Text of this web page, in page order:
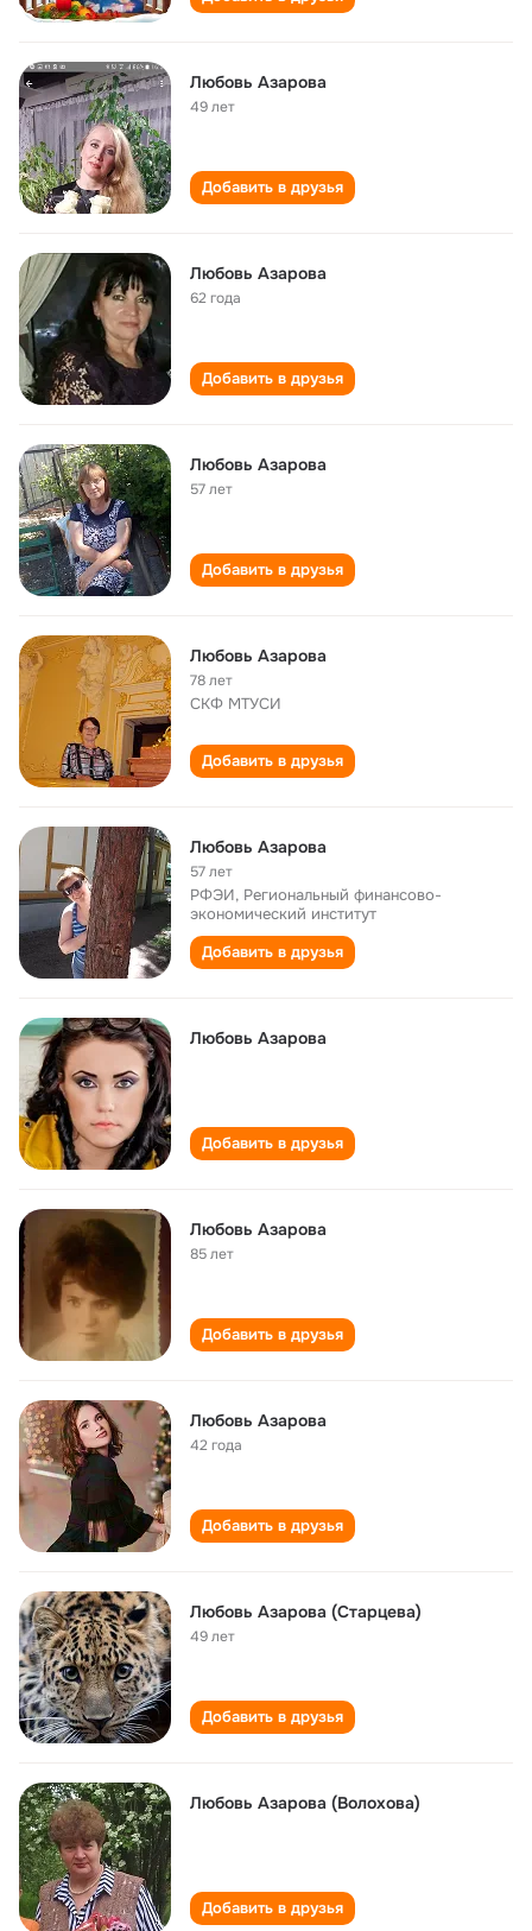
Любовь Азарова
49 лет
Добавить в друзья
Любовь Азарова
62 года
Добавить в друзья
Любовь Азарова
57 лет
Добавить в друзья
Любовь Азарова
78 лет
СКФ МТУСИ
Добавить в друзья
Любовь Азарова
57 лет
РФЭИ, Региональный финансово-
экономический институт
Добавить в друзья
Любовь Азарова
Добавить в друзья
Любовь Азарова
85 лет
Добавить в друзья
Любовь Азарова
42 года
Добавить в друзья
Любовь Азарова (Старцева)
49 лет
Добавить в друзья
Любовь Азарова (Волохова)
Добавить в друзья